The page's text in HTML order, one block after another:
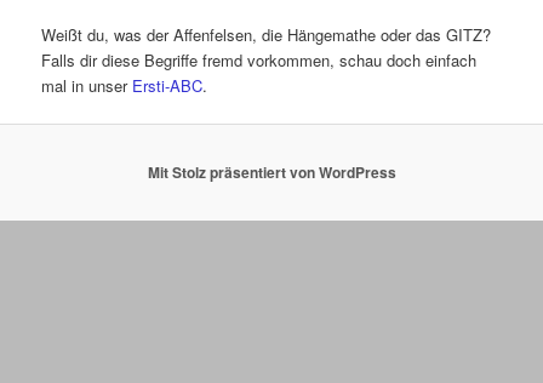
Weißt du, was der Affenfelsen, die Hängemathe oder das GITZ?
Falls dir diese Begriffe fremd vorkommen, schau doch einfach
mal in unser Ersti-ABC.
Mit Stolz präsentiert von WordPress